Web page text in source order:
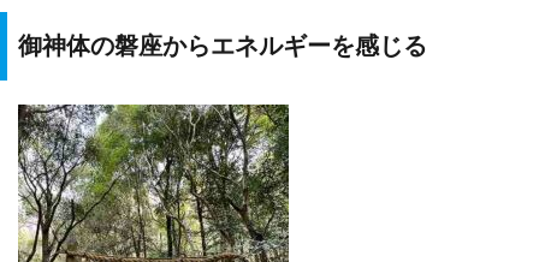
御神体の磐座からエネルギーを感じる